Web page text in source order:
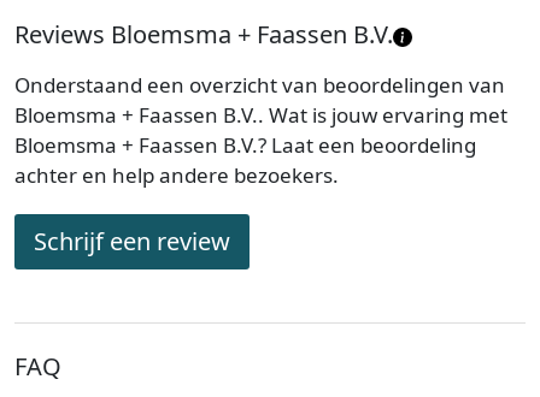
Reviews Bloemsma + Faassen B.V.
Onderstaand een overzicht van beoordelingen van
Bloemsma + Faassen B.V.. Wat is jouw ervaring met
Bloemsma + Faassen B.V.? Laat een beoordeling
achter en help andere bezoekers.
Schrijf een review
FAQ